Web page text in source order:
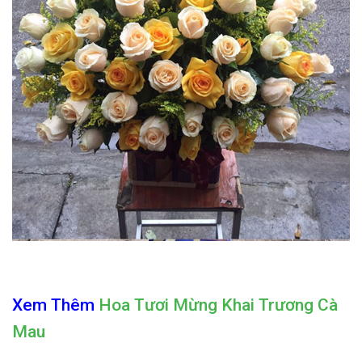
Xem Thêm Hoa Tươi Mừng Khai Trương Cà
Mau